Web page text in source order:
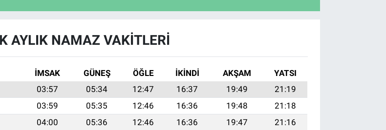
AYLIK NAMAZ VAKITLERI
İMSAK GÜNEŞ ÖĞLE İKINDI AKŞAM
YATSI
03:57 05:34 12:47 16:37 19:49
21:19
03:59 05:35 12:46 16:36 19:48
21:18
04:00 05:36 12:46 16:36 19:47
21:16